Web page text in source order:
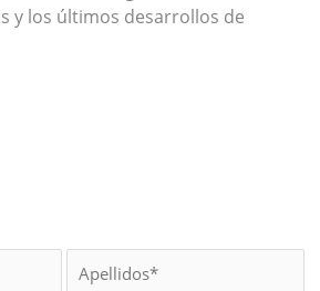
y los últimos desarrollos de